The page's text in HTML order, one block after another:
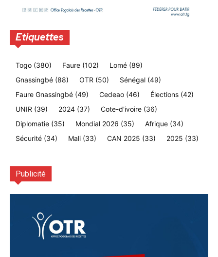
Etiquettes
Togo (380) Faure (102) Lomé (89)
Gnassingbé (88) OTR (50) Sénégal (49)
Faure Gnassingbé (49) Cedeao (46) Élections (42)
UNIR (39) 2024 (37) Cote-d'ivoire (36)
Diplomatie (35) Mondial 2026 (35) Afrique (34)
Sécurité (34) Mali (33) CAN 2025 (33) 2025 (33)
Publicité